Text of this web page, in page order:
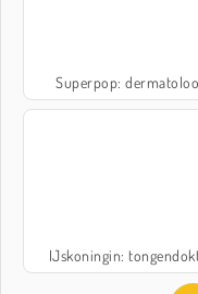
Superpop:
IJskoningin: